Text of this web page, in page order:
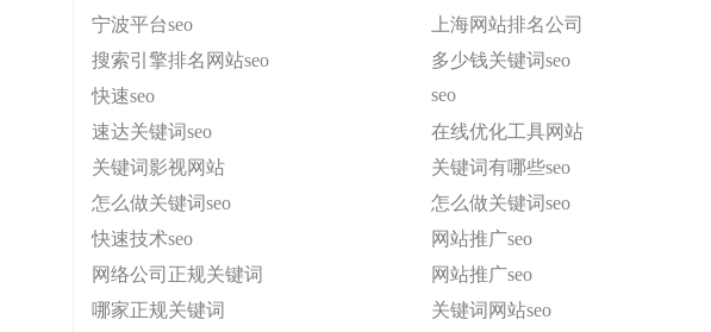
宁波平台seo
上海网站排名公司
搜索引擎排名网站seo
多少钱关键词seo
快速seo
seo
速达关键词seo
在线优化工具网站
关键词影视网站
关键词有哪些seo
怎么做关键词seo
怎么做关键词seo
快速技术seo
网站推广seo
网络公司正规关键词
网站推广seo
哪家正规关键词
关键词网站seo